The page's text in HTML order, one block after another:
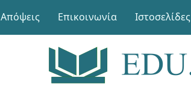
Απόψεις Επικοινωνία Ιστοσελίδες